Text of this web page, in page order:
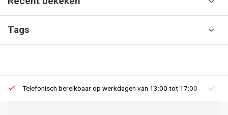
Tags
Telefonisch bereikbaar op werkdagen van 13:00 tot 17:00